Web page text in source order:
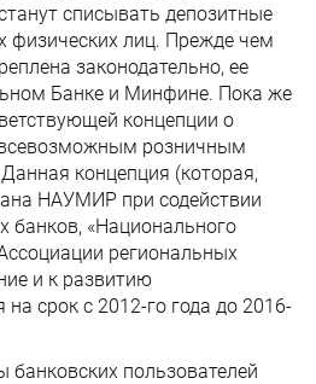
списывать депозитные
физических лиц. Прежде чем
законодательно, ее
Банке и Минфине. Пока же
концепции о
розничным
концепция (которая,
НАУМИР при содействии
банков, «Национального
региональных
и к развитию
срок с 2012-го года до 2016-
пользователей